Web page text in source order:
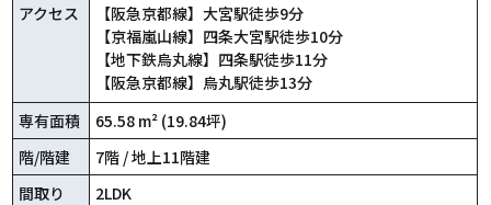
アクセス
【阪急京都線】大宮駅徒歩9分
【京福嵐山線】四条大宮駅徒歩10分
【地下鉄烏丸線】四条駅徒歩11分
【阪急京都線】烏丸駅徒歩13分
専有面積
65.58 m² (19.84坪)
階/階建
7階 / 地上11階建
間取り
2LDK